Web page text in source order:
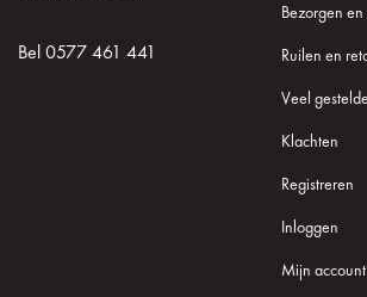
Bel 0577 461 441
Bezorgen
Ruilen en
Veel
Klachten
Registreren
Inloggen
Mijn account